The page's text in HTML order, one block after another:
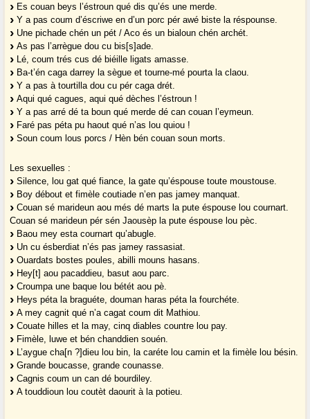
Es couan beys l’éstroun qué dis qu’és une merde.
Y a pas coum d’éscriwe en d’un porc pér awé biste la réspounse.
Une pichade chén un pét / Aco és un bialoun chén archét.
As pas l’arrègue dou cu bis[s]ade.
Lé, coum trés cus dé biéille ligats amasse.
Ba-t’én caga darrey la sègue et tourne-mé pourta la claou.
Y a pas à tourtilla dou cu pér caga drét.
Aqui qué cagues, aqui qué dèches l’éstroun !
Y a pas arré dé ta boun qué merde dé can couan l’eymeun.
Faré pas péta pu haout qué n’as lou quiou !
Soun coum lous porcs / Hèn bén couan soun morts.
Les sexuelles :
Silence, lou gat qué fiance, la gate qu’éspouse toute moustouse.
Boy débout et fimèle coutiade n’en pas jamey manquat.
Couan sé marideun aou més dé marts la pute éspouse lou cournart.
Couan sé marideun pér sén Jaousèp la pute éspouse lou pèc.
Baou mey esta cournart qu’abugle.
Un cu ésberdiat n’és pas jamey rassasiat.
Ouardats bostes poules, abilli mouns hasans.
Hey[t] aou pacaddieu, basut aou parc.
Croumpa une baque lou bétét aou pè.
Heys péta la braguéte, douman haras péta la fourchéte.
A mey cagnit qué n’a cagat coum dit Mathiou.
Couate hilles et la may, cinq diables countre lou pay.
Fimèle, luwe et bén chanddien souén.
L’aygue cha[n ?]dieu lou bin, la caréte lou camin et la fimèle lou bésin.
Grande boucasse, grande counasse.
Cagnis coum un can dé bourdiley.
A touddioun lou coutèt daourit à la potieu.